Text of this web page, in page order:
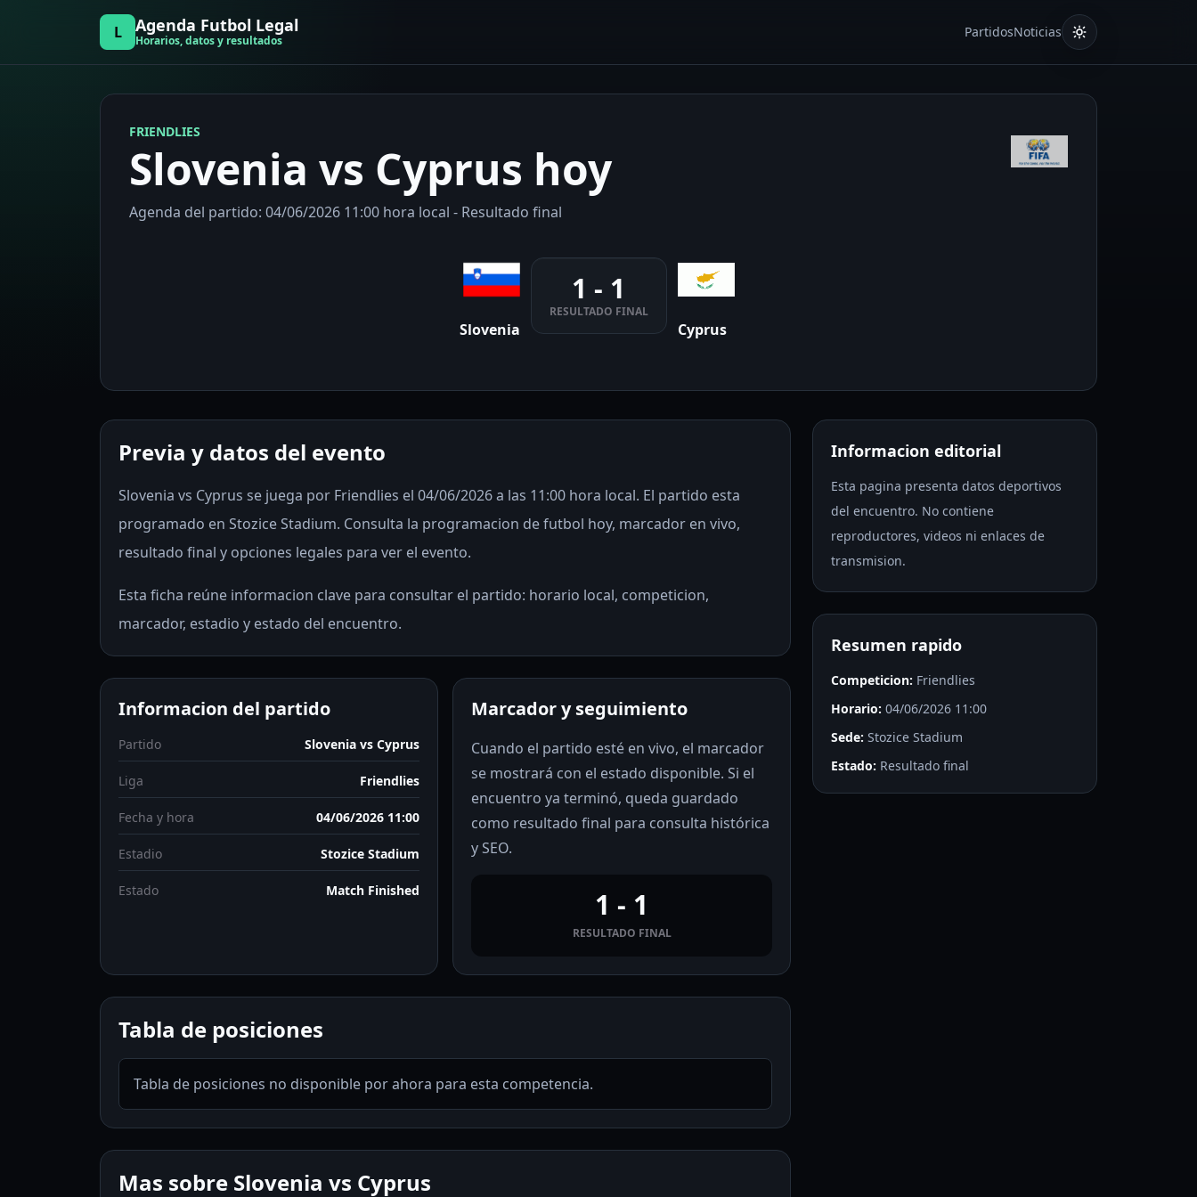
L Agenda Futbol Legal
Horarios, datos y resultados
PartidosNoticias
FRIENDLIES
Slovenia vs Cyprus hoy
Agenda del partido: 04/06/2026 11:00 hora local - Resultado final
Slovenia
1 - 1
RESULTADO FINAL
Cyprus
Previa y datos del evento
Slovenia vs Cyprus se juega por Friendlies el 04/06/2026 a las 11:00 hora local. El partido esta
programado en Stozice Stadium. Consulta la programacion de futbol hoy, marcador en vivo,
resultado final y opciones legales para ver el evento.
Esta ficha reúne informacion clave para consultar el partido: horario local, competicion,
marcador, estadio y estado del encuentro.
Informacion del partido
Partido Slovenia vs Cyprus
Liga Friendlies
Fecha y hora 04/06/2026 11:00
Estadio Stozice Stadium
Estado Match Finished
Marcador y seguimiento
Cuando el partido esté en vivo, el marcador
se mostrará con el estado disponible. Si el
encuentro ya terminó, queda guardado
como resultado final para consulta histórica
y SEO.
1 - 1
RESULTADO FINAL
Tabla de posiciones
Tabla de posiciones no disponible por ahora para esta competencia.
Mas sobre Slovenia vs Cyprus
Informacion editorial
Esta pagina presenta datos deportivos
del encuentro. No contiene
reproductores, videos ni enlaces de
transmision.
Resumen rapido
Competicion: Friendlies
Horario: 04/06/2026 11:00
Sede: Stozice Stadium
Estado: Resultado final